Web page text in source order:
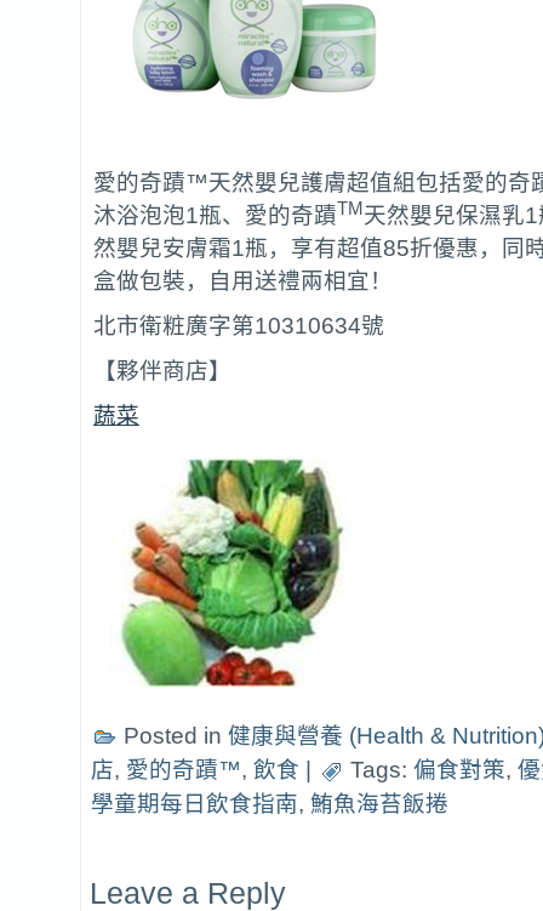
愛的奇蹟™天然嬰兒護膚超值組包括愛的奇
沐浴泡泡1瓶、愛的奇蹟TM天然嬰兒保濕乳
然嬰兒安膚霜1瓶，享有超值85折優惠，同
盒做包裝，自用送禮兩相宜！
北市衛粧廣字第10310634號
【夥伴商店】
蔬菜
Posted in 健康與營養 (Health &
店, 愛的奇蹟™, 飲食 | Tags: 偏食對策,
學童期每日飲食指南, 鮪魚海苔飯捲
Leave a Reply